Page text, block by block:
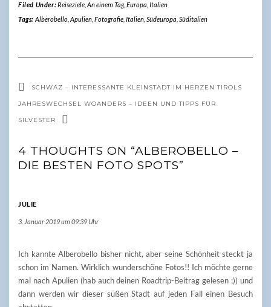
Filed Under:Reiseziele, An einem Tag, Europa Italien
Tags: Alberobello, Apulien, Fotografie, Italien, Südeuropa Süditalien
SCHWAZ – INTERESSANTE KLEINSTADT IM HERZEN TIROLS
JAHRESWECHSEL WOANDERS – IDEEN UND TIPPS FÜR
SILVESTER
4 THOUGHTS ON “ALBEROBELLO –
DIE BESTEN FOTO SPOTS”
JULIE
3. Januar 2019 um 09:39 Uhr
Ich kannte Alberobello bisher nicht, aber seine Schönheit steckt ja
schon im Namen. Wirklich wunderschöne Fotos!! Ich möchte gerne
mal nach Apulien (hab auch deinen Roadtrip-Beitrag gelesen ;)) und
dann werden wir dieser süßen Stadt auf jeden Fall einen Besuch